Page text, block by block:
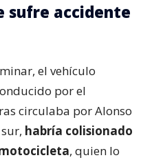
sufre accidente
el vehículo
por el
circulaba por Alonso
habría colisionado
, quien lo